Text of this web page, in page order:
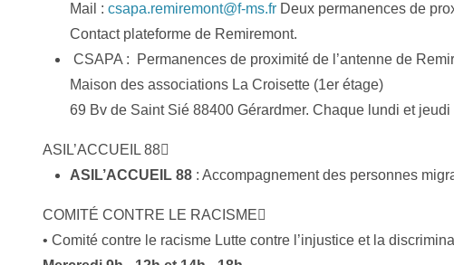
Mail : csapa.remiremont@f-ms.fr Deux permanences de
Contact plateforme de Remiremont.
CSAPA : Permanences de proximité de l’antenne de
Maison des associations La Croisette (1er étage)
69 Bv de Saint Sié 88400 Gérardmer. Chaque lundi et jeudi
ASIL’ACCUEIL 88
ASIL’ACCUEIL 88 : Accompagnement des personnes
COMITÉ CONTRE LE RACISME
• Comité contre le racisme Lutte contre l’injustice et la